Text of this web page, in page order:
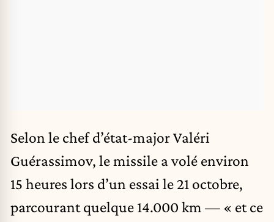
Selon le chef d’état-major Valéri
Guérassimov, le missile a volé environ
15 heures lors d’un essai le 21 octobre,
parcourant quelque 14.000 km — « et ce